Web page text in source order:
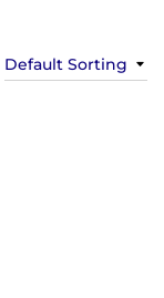
Default Sorting